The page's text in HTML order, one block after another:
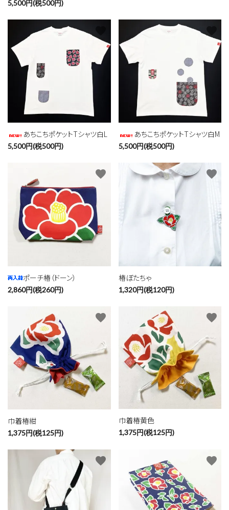
5,500円(税500円)
あちこちポケットTシャツ白L
5,500円(税500円)
あちこちポケットTシャツ白M
5,500円(税500円)
ポーチ椿（ドーン）
2,860円(税260円)
favorite
椿ぼたちゃ
1,320円(税120円)
favorite
巾着椿紺
1,375円(税125円)
favorite
巾着椿黄色
1,375円(税125円)
favorite
favorite favorite